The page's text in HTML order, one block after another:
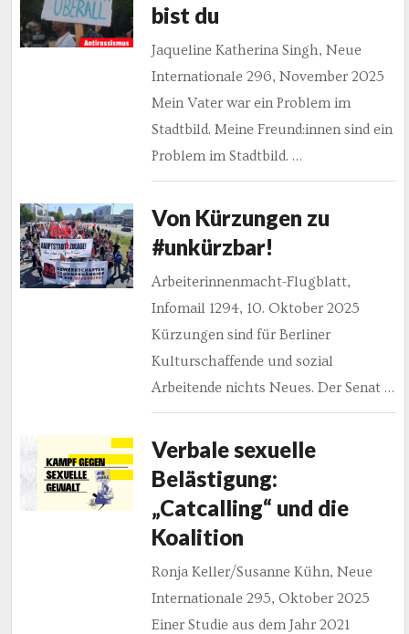
bist du
Jaqueline Katherina Singh, Neue
Internationale 296, November 2025
Mein Vater war ein Problem im
Stadtbild. Meine Freund:innen sind ein
Problem im Stadtbild. …
Von Kürzungen zu
#unkürzbar!
Arbeiterinnenmacht-Flugblatt,
Infomail 1294, 10. Oktober 2025
Kürzungen sind für Berliner
Kulturschaffende und sozial
Arbeitende nichts Neues. Der Senat …
Verbale sexuelle
Belästigung:
„Catcalling“ und die
Koalition
Ronja Keller/Susanne Kühn, Neue
Internationale 295, Oktober 2025
Einer Studie aus dem Jahr 2021